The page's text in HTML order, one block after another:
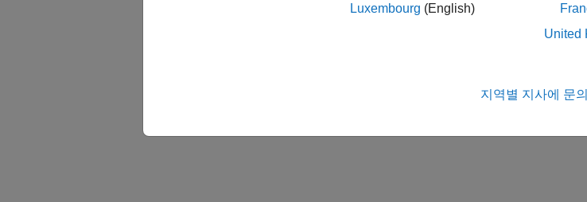
Luxembourg (English)
United
지역별 지사에 문의